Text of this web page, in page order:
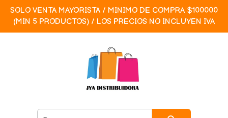
SOLO VENTA MAYORISTA / MINIMO DE COMPRA $100000
(MIN 5 PRODUCTOS) / LOS PRECIOS NO INCLUYEN IVA